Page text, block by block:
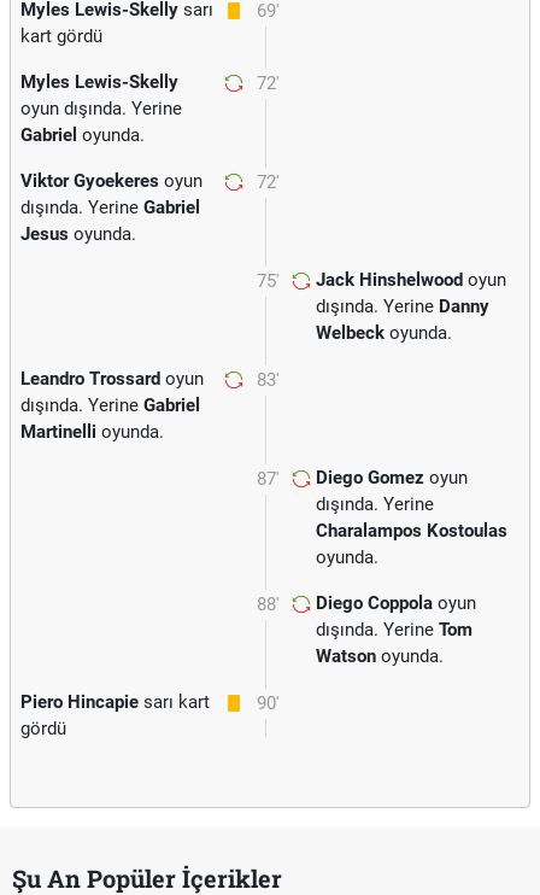
69'
Myles Lewis-Skelly sarı
kart gördü
72'
Myles Lewis-Skelly
oyun dışında. Yerine
Gabriel oyunda.
72'
Viktor Gyoekeres oyun
dışında. Yerine Gabriel
Jesus oyunda.
75' Jack Hinshelwood oyun
dışında. Yerine Danny
Welbeck oyunda.
83'
Leandro Trossard oyun
dışında. Yerine Gabriel
Martinelli oyunda.
87' Diego Gomez oyun
dışında. Yerine
Charalampos Kostoulas
oyunda.
88' Diego Coppola oyun
dışında. Yerine Tom
Watson oyunda.
90'
Piero Hincapie sarı kart
gördü
Şu An Popüler İçerikler